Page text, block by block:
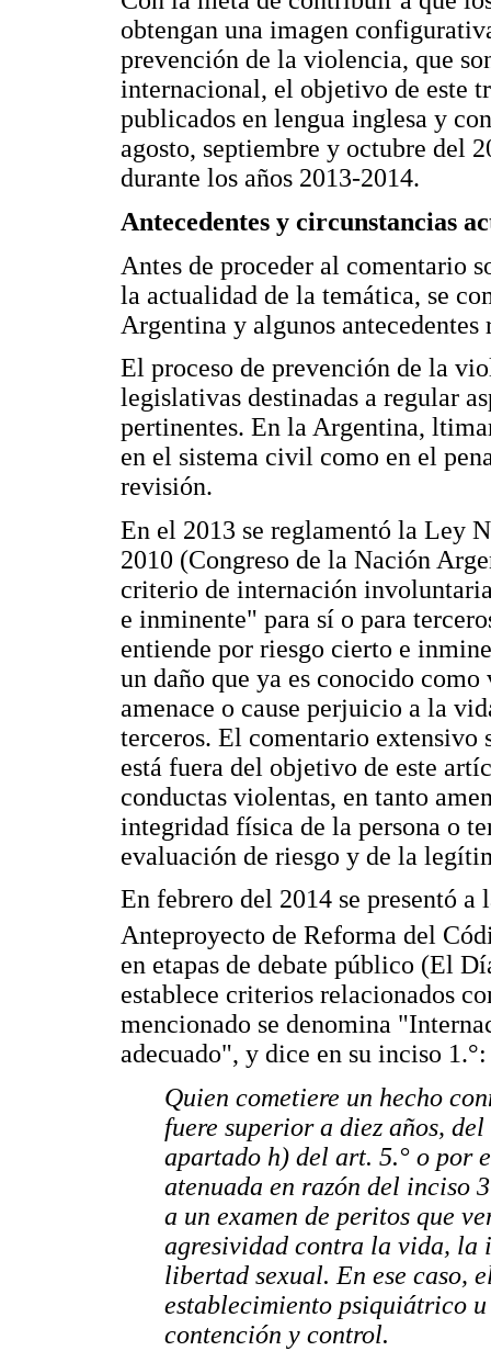
obtengan una imagen
prevención de la violencia, que
internacional, el objetivo de este
publicados en lengua inglesa y
agosto, septiembre y octubre del
durante los años 2013-2014.
Antecedentes y circunstancias
Antes de proceder al comentario
la actualidad de la temática, se
Argentina y algunos
El proceso de prevención de la
legislativas destinadas a regular
pertinentes. En la Argentina,
en el sistema civil como en el
revisión.
En el 2013 se reglamentó la Ley
2010 (Congreso de la Nación
criterio de internación
e inminente" para sí o para
entiende por riesgo cierto e
un daño que ya es conocido
amenace o cause perjuicio a la
terceros. El comentario
está fuera del objetivo de este
conductas violentas, en tanto
integridad física de la persona o
evaluación de riesgo y de la
En febrero del 2014 se presentó
Anteproyecto de Reforma del
en etapas de debate público (El
establece criterios relacionados
mencionado se denomina
adecuado", y dice en su inciso 1.°:
Quien cometiere un hecho
fuere superior a diez años,
apartado h) del art. 5.° o por
atenuada en razón del inciso
a un examen de peritos que
agresividad contra la vida,
libertad sexual. En ese caso,
establecimiento psiquiátrico
contención y control.